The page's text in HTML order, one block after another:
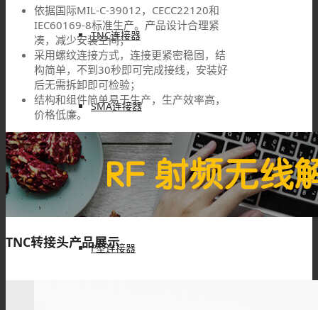
TNC连接器
SMA连接器
SMB连接器
F型连接器
依据国际MIL-C-39012，CECC22120和
IEC60169-8标准生产。产品设计合理紧
凑，减少安装空间；
采用螺纹连接方式，连接更紧密稳固，结
构简单，不到30秒即可完成接线，安装好
后无需拆卸即可检验；
结构和组件简单易于生产，生产效率高，
价格低廉。
TNC转接头产品展示